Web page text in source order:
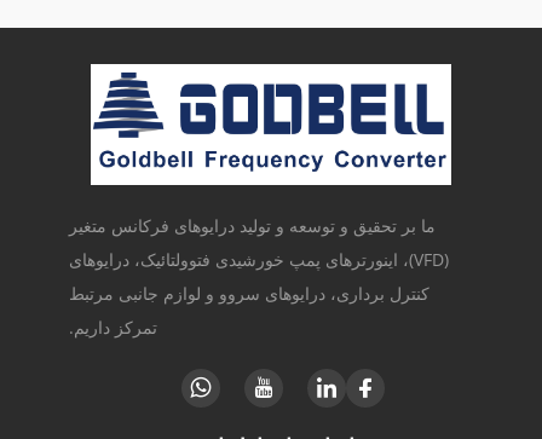
ما بر تحقیق و توسعه و تولید درایوهای فرکانس متغیر
(VFD)، اینورترهای پمپ خورشیدی فتوولتائیک، درایوهای
کنترل برداری، درایوهای سروو و لوازم جانبی مرتبط
تمرکز داریم.